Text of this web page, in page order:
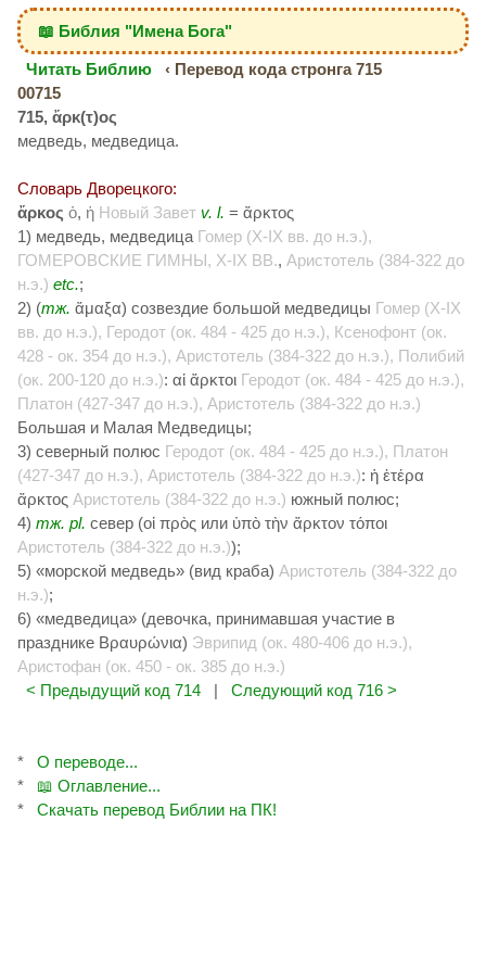
📖 Библия "Имена Бога"
Читать Библию
‹ Перевод кода стронга 715
00715
715, ἄρκ(τ)ος
медведь, медведица.
Словарь Дворецкого:
ἄρκος ὁ, ἡ Новый Завет v. l. = ἄρκτος
1) медведь, медведица Гомер (X-IX вв. до н.э.),
ГОМЕРОВСКИЕ ГИМНЫ, X-IX ВВ., Аристотель (384-322 до
н.э.) etc.;
2) (тж. ἅμαξα) созвездие большой медведицы Гомер (X-IX
вв. до н.э.), Геродот (ок. 484 - 425 до н.э.), Ксенофонт (ок.
428 - ок. 354 до н.э.), Аристотель (384-322 до н.э.), Полибий
(ок. 200-120 до н.э.): αἱ ἄρκτοι Геродот (ок. 484 - 425 до н.э.),
Платон (427-347 до н.э.), Аристотель (384-322 до н.э.)
Большая и Малая Медведицы;
3) северный полюс Геродот (ок. 484 - 425 до н.э.), Платон
(427-347 до н.э.), Аристотель (384-322 до н.э.): ἡ ἑτέρα
ἄρκτος Аристотель (384-322 до н.э.) южный полюс;
4) тж. pl. север (οἱ πρὸς или ὑπὸ τὴν ἄρκτον τόποι
Аристотель (384-322 до н.э.));
5) «морской медведь» (вид краба) Аристотель (384-322 до
н.э.);
6) «медведица» (девочка, принимавшая участие в
празднике Βραυρώνια) Эврипид (ок. 480-406 до н.э.),
Аристофан (ок. 450 - ок. 385 до н.э.)
< Предыдущий код 714
| Следующий код 716 >
*
О переводе...
*
📖 Оглавление...
*
Скачать перевод Библии на ПК!